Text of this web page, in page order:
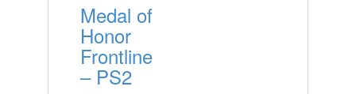
Medal of
Honor
Frontline
– PS2